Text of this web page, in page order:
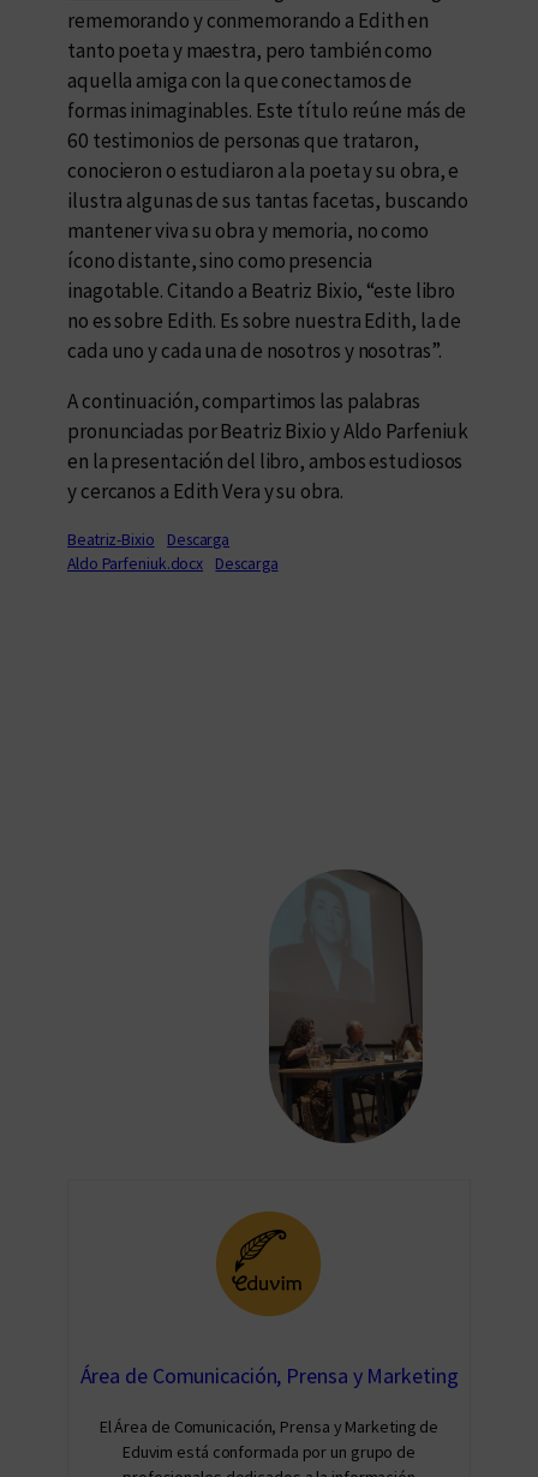
rememorando y conmemorando a Edith en
tanto poeta y maestra, pero también como
aquella amiga con la que conectamos de
formas inimaginables. Este título reúne más de
60 testimonios de personas que trataron,
conocieron o estudiaron a la poeta y su obra, e
ilustra algunas de sus tantas facetas, buscando
mantener viva su obra y memoria, no como
ícono distante, sino como presencia
inagotable. Citando a Beatriz Bixio, “este libro
no es sobre Edith. Es sobre nuestra Edith, la de
cada uno y cada una de nosotros y nosotras”.
A continuación, compartimos las palabras
pronunciadas por Beatriz Bixio y Aldo Parfeniuk
en la presentación del libro, ambos estudiosos
y cercanos a Edith Vera y su obra.
Beatriz-Bixio
Descarga
Aldo Parfeniuk.docx
Descarga
Área de Comunicación, Prensa y Marketing
El Área de Comunicación, Prensa y Marketing de
Eduvim está conformada por un grupo de